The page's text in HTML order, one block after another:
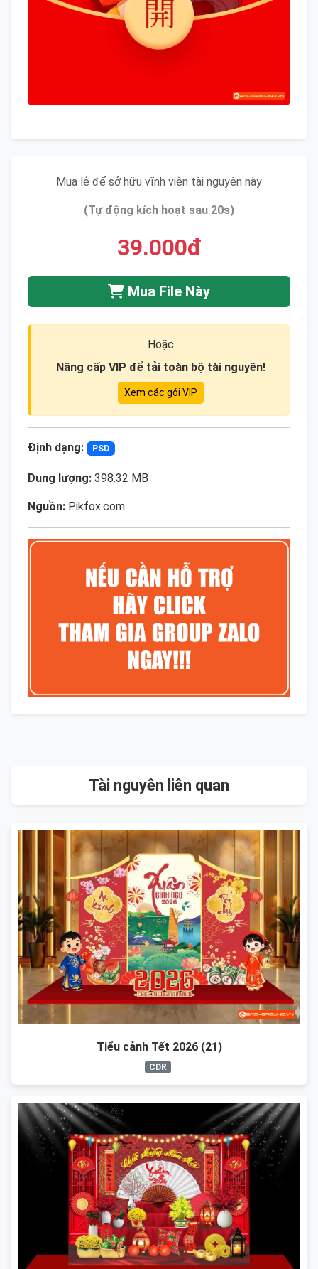
Mua lẻ để sở hữu vĩnh viễn tài nguyên này
(Tự động kích hoạt sau 20s)
39.000đ
Mua File Này
Hoặc
Nâng cấp VIP để tải toàn bộ tài nguyên!
Xem các gói VIP
Định dạng: PSD
Dung lượng: 398.32 MB
Nguồn: Pikfox.com
Tài nguyên liên quan
Tiểu cảnh Tết 2026 (21)
CDR